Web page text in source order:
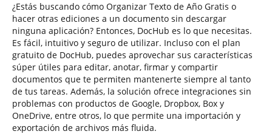
¿Estás buscando cómo Organizar Texto de Año Gratis o
hacer otras ediciones a un documento sin descargar
ninguna aplicación? Entonces, DocHub es lo que necesitas.
Es fácil, intuitivo y seguro de utilizar. Incluso con el plan
gratuito de DocHub, puedes aprovechar sus características
súper útiles para editar, anotar, firmar y compartir
documentos que te permiten mantenerte siempre al tanto
de tus tareas. Además, la solución ofrece integraciones sin
problemas con productos de Google, Dropbox, Box y
OneDrive, entre otros, lo que permite una importación y
exportación de archivos más fluida.